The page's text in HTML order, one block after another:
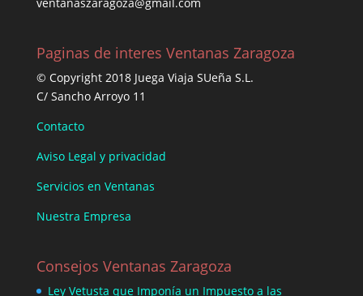
Paginas de interes Ventanas Zaragoza
© Copyright 2018 Juega Viaja SUeña S.L.
C/ Sancho Arroyo 11
Contacto
Aviso Legal y privacidad
Servicios en Ventanas
Nuestra Empresa
Consejos Ventanas Zaragoza
Ley Vetusta que Imponía un Impuesto a las